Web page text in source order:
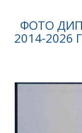
ФОТО
2014-